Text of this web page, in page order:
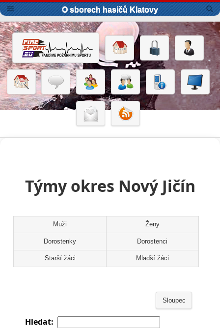
O sborech hasičů Klatovy
Týmy okres Nový Jičín
Muži Ženy
Dorostenky Dorostenci
Starší žáci Mladší žáci
Sloupec
Hledat: